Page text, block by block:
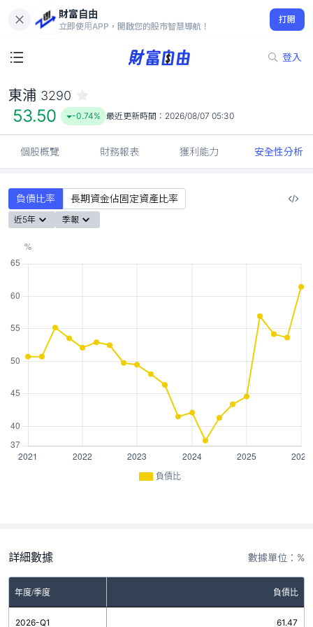
財富自由
立即使用APP，開啟您的股市智慧導航！
打開
登入
53.50
-0.74%
東浦 3290
53.50 -0.74% 最近更新時間： 2026/08/07 05:30
個股概覽 財務報表 獲利能力 安全性分析
負債比率 長期資金佔固定資產比率
近5年 季報
負債比
詳細數據 數據單位：%
年度/季度 負債比
2026-Q1 61.47